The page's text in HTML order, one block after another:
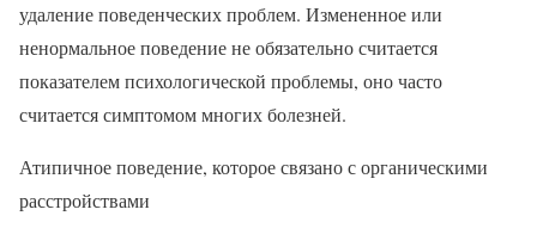
удаление поведенческих проблем. Измененное или
ненормальное поведение не обязательно считается
показателем психологической проблемы, оно часто
считается симптомом многих болезней.
Атипичное поведение, которое связано с органическими
расстройствами